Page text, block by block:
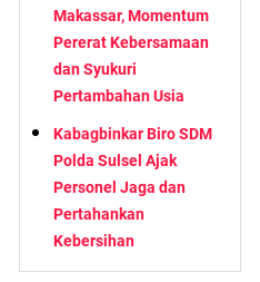
Makassar, Momentum
Pererat Kebersamaan
dan Syukuri
Pertambahan Usia
Kabagbinkar Biro SDM
Polda Sulsel Ajak
Personel Jaga dan
Pertahankan
Kebersihan